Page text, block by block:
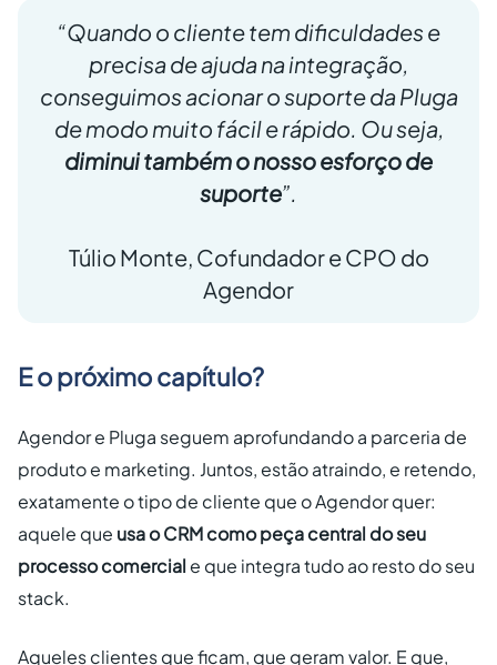
“Quando o cliente tem dificuldades e
precisa de ajuda na integração,
conseguimos acionar o suporte da Pluga
de modo muito fácil e rápido. Ou seja,
diminui também o nosso esforço de
suporte”.
Túlio Monte, Cofundador e CPO do
Agendor
E o próximo capítulo?
Agendor e Pluga seguem aprofundando a parceria de
produto e marketing. Juntos, estão atraindo, e retendo,
exatamente o tipo de cliente que o Agendor quer:
aquele que usa o CRM como peça central do seu
processo comercial e que integra tudo ao resto do seu
stack.
Aqueles clientes que ficam, que geram valor. E que,